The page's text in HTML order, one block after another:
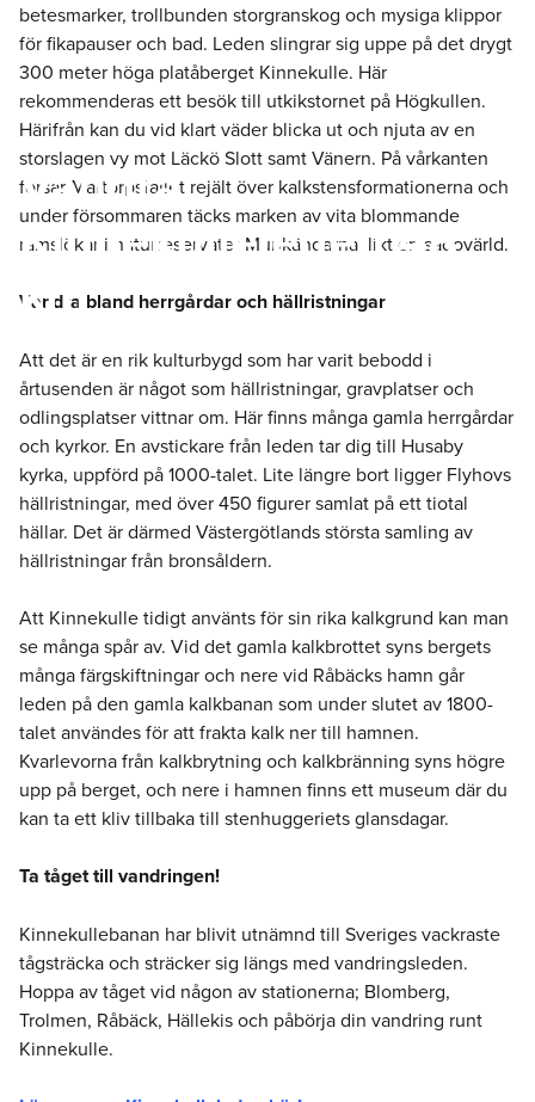
Vandra
Kinnekulleleden 48
km
betesmarker, trollbunden storgranskog och mysiga klippor
för fikapauser och bad. Leden slingrar sig uppe på det drygt
300 meter höga platåberget Kinnekulle. Här
rekommenderas ett besök till utkikstornet på Högkullen.
Härifrån kan du vid klart väder blicka ut och njuta av en
storslagen vy mot Läckö Slott samt Vänern. På vårkanten
forsar Martorpsfallet rejält över kalkstensformationerna och
under försommaren täcks marken av vita blommande
ramslökar i naturreservatet Munkängarna, likt en sagovärld.
Vandra bland herrgårdar och hällristningar
Att det är en rik kulturbygd som har varit bebodd i
årtusenden är något som hällristningar, gravplatser och
odlingsplatser vittnar om. Här finns många gamla herrgårdar
och kyrkor. En avstickare från leden tar dig till Husaby
kyrka, uppförd på 1000-talet. Lite längre bort ligger Flyhovs
hällristningar, med över 450 figurer samlat på ett tiotal
hällar. Det är därmed Västergötlands största samling av
hällristningar från bronsåldern.
Att Kinnekulle tidigt använts för sin rika kalkgrund kan man
se många spår av. Vid det gamla kalkbrottet syns bergets
många färgskiftningar och nere vid Råbäcks hamn går
leden på den gamla kalkbanan som under slutet av 1800-
talet användes för att frakta kalk ner till hamnen.
Kvarlevorna från kalkbrytning och kalkbränning syns högre
upp på berget, och nere i hamnen finns ett museum där du
kan ta ett kliv tillbaka till stenhuggeriets glansdagar.
Ta tåget till vandringen!
Kinnekullebanan har blivit utnämnd till Sveriges vackraste
tågsträcka och sträcker sig längs med vandringsleden.
Hoppa av tåget vid någon av stationerna; Blomberg,
Trolmen, Råbäck, Hällekis och påbörja din vandring runt
Kinnekulle.